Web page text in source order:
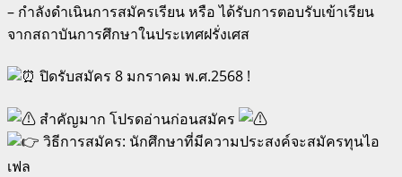
– กำลังดำเนินการสมัครเรียน หรือ ได้รับการตอบรับเข้าเรียน
จากสถาบันการศึกษาในประเทศฝรั่งเศส
ปิดรับสมัคร 8 มกราคม พ.ศ.2568 !
สำคัญมาก โปรดอ่านก่อนสมัคร
วิธีการสมัคร: นักศึกษาที่มีความประสงค์จะสมัครทุนไอ
เฟล